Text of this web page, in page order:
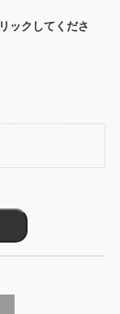
ックしてくださ